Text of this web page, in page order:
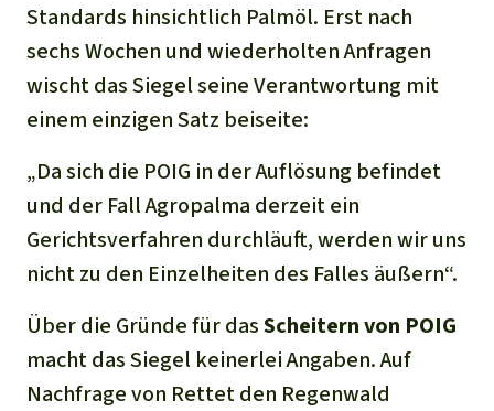
Standards hinsichtlich Palmöl. Erst nach
sechs Wochen und wiederholten Anfragen
wischt das Siegel seine Verantwortung mit
einem einzigen Satz beiseite:
„Da sich die POIG in der Auflösung befindet
und der Fall Agropalma derzeit ein
Gerichtsverfahren durchläuft, werden wir uns
nicht zu den Einzelheiten des Falles äußern“.
Über die Gründe für dasScheiternvon POIG
macht das Siegel keinerlei Angaben. Auf
Nachfrage von Rettet den Regenwald